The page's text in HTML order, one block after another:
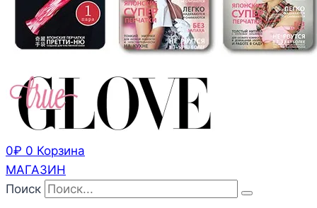
0₽ 0 Корзина
МАГАЗИН
Поиск